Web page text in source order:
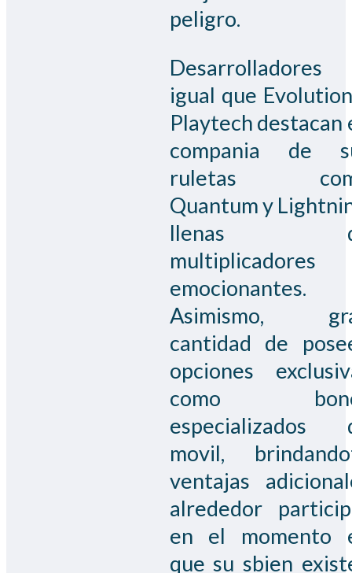
peligro.
Desarrolladores
igual que
Playtech destacan
compania de
ruletas
Quantum y
llenas
multiplicadores
emocionantes.
Asimismo,
cantidad de
opciones
como
especializados
movil,
ventajas
alrededor
en el momento
que su sbien